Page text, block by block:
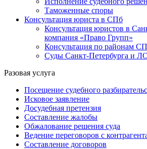
Таможенные споры
Консультация юриста в СПб
Консультация юристов в
компания «Право Групп»
Консультация по районам
Суды Санкт-Петербурга и
Разовая услуга
Посещение судебного
Исковое заявление
Досудебная претензия
Составление жалобы
Обжалование решения суда
Ведение переговоров с
Составление договоров